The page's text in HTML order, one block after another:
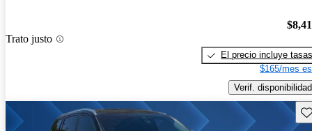
Trato justo
El precio incluye tasas
$165/mes
Verif. disponibilidad